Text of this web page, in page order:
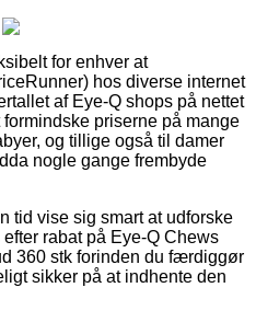
for enhver at
hos diverse internet
af Eye-Q shops på nettet
priserne på mange
og tillige også til damer
nogle gange frembyde
tid vise sig smart at udforske
rabat på Eye-Q Chews
360 stk forinden du færdiggør
sikker på at indhente den